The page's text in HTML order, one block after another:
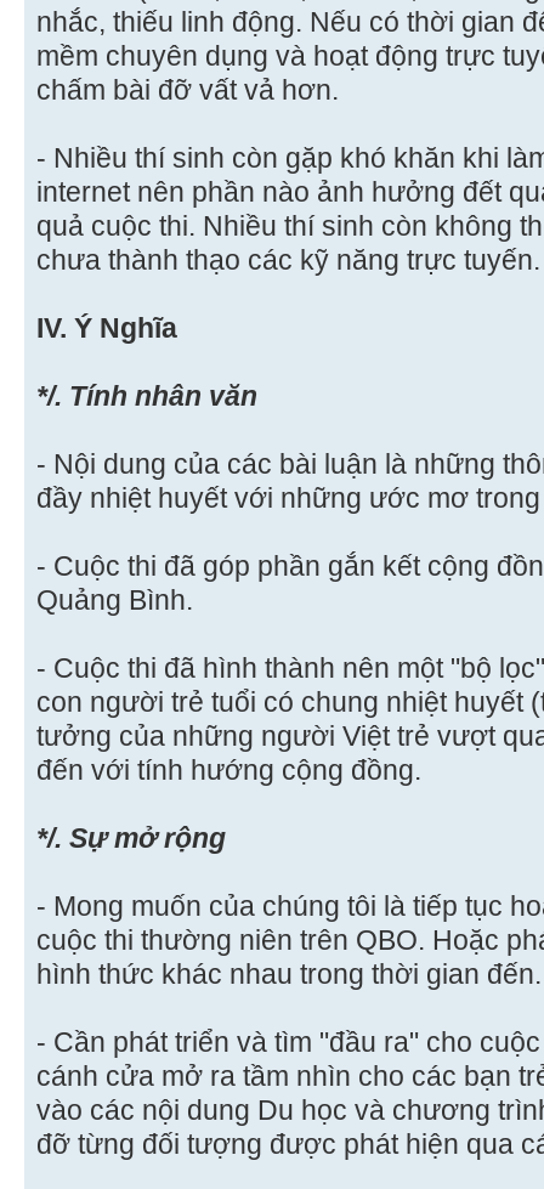
nhắc, thiếu linh động. Nếu có thời gian
mềm chuyên dụng và hoạt động trực
chấm bài đỡ vất vả hơn.
- Nhiều thí sinh còn gặp khó khăn khi
internet nên phần nào ảnh hưởng đết
quả cuộc thi. Nhiều thí sinh còn không
chưa thành thạo các kỹ năng trực tuyến.
IV. Ý Nghĩa
*/. Tính nhân văn
- Nội dung của các bài luận là những
đầy nhiệt huyết với những ước mơ
- Cuộc thi đã góp phần gắn kết cộng
Quảng Bình.
- Cuộc thi đã hình thành nên một "bộ
con người trẻ tuổi có chung nhiệt huyết
tưởng của những người Việt trẻ vượt
đến với tính hướng cộng đồng.
*/. Sự mở rộng
- Mong muốn của chúng tôi là tiếp tục
cuộc thi thường niên trên QBO. Hoặc
hình thức khác nhau trong thời gian đến.
- Cần phát triển và tìm "đầu ra" cho
cánh cửa mở ra tầm nhìn cho các bạn
vào các nội dung Du học và chương
đỡ từng đối tượng được phát hiện qua